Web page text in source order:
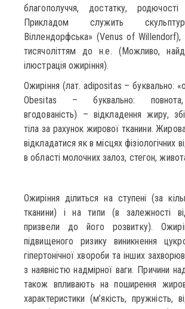
благополуччя, достатку,
Прикладом служить
Віллендорфська» (Venus of
тисячоліттям до н.е. (Можливо,
ілюстрація ожиріння).
Ожиріння (лат. adipositas – буквально:
Obesitas – буквально: повнота,
вгодованість) – відкладення жиру,
тіла за рахунок жирової тканини.
відкладатися як в місцях фізіологічних
в області молочних залоз, стегон,
Ожиріння ділиться на ступені (за
тканини) і на типи (в залежності
призвели до його розвитку).
підвищеного ризику виникнення
гіпертонічної хвороби та інших
з наявністю надмірної ваги. Причини
також впливають на поширення
характеристики (м’якість, пружність,